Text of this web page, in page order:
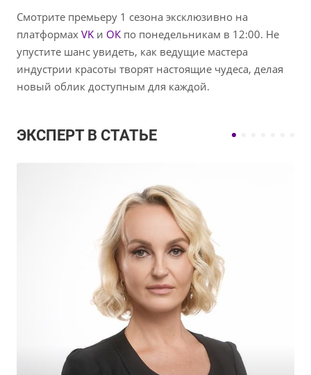
Смотрите премьеру 1 сезона эксклюзивно на
платформах VK и ОК по понедельникам в 12:00. Не
упустите шанс увидеть, как ведущие мастера
индустрии красоты творят настоящие чудеса, делая
новый облик доступным для каждой.
ЭКСПЕРТ В СТАТЬЕ